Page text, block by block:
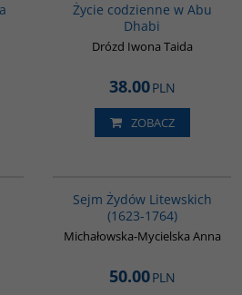
Życie codzienne w Abu
Dhabi
Drózd Iwona Taida
38.00PLN
ZOBACZ
Sejm Żydów Litewskich
(1623-1764)
Michałowska-Mycielska Anna
50.00PLN